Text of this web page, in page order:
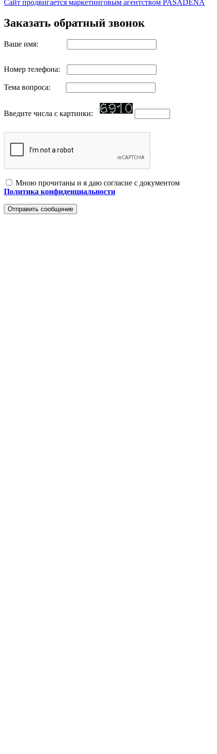
Сайт продвигается маркетинговым агентством PASADENA
Заказать обратный звонок
Ваше имя:
Номер телефона:
Тема вопроса:
Введите числа с картинки:
Мною прочитаны и я даю согласие с документом
Политика конфиденциальности